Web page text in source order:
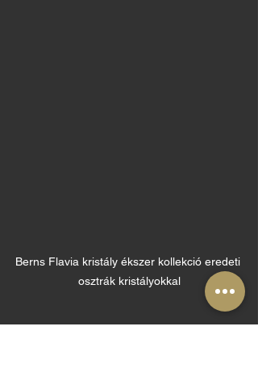
Berns Flavia kristály ékszer kollekció eredeti
osztrák kristályokkal